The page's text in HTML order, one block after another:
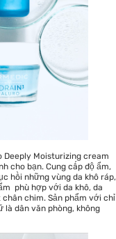
Deeply Moisturizing cream
cho bạn. Cung cấp độ ẩm,
hồi những vùng da khô ráp,
phù hợp với da khô, da
chim. Sản phẩm với chỉ
là dân văn phòng, không